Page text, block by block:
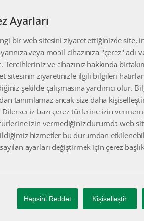
Ayarları
bir web sitesini ziyaret ettiğinizde site,
veya mobil cihazınıza "çerez" adı
Tercihleriniz ve cihazınız hakkında
sitesinin ziyaretinizle ilgili bilgileri
şekilde çalışmasına yardımcı olur.
tanımlamaz ancak size daha
Dilerseniz bazı çerez türlerine izin
izin vermediğiniz durumda web
hizmetler bu durumdan
ayarları değiştirmek için çerez
Hepsini Reddet Kişiselleştir
#OlduBilin
İŞLEMLERİNİZİ
dilediğiniz yerden faktoring
UYGULAMA